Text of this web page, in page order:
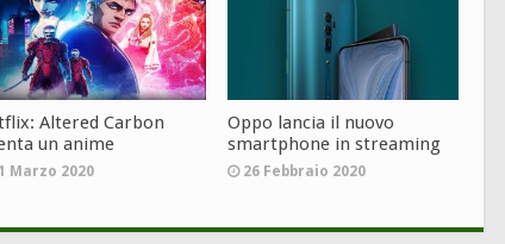
Altered Carbon
un anime
Marzo 2020
Oppo lancia il nuovo
smartphone in streaming
26 Febbraio 2020